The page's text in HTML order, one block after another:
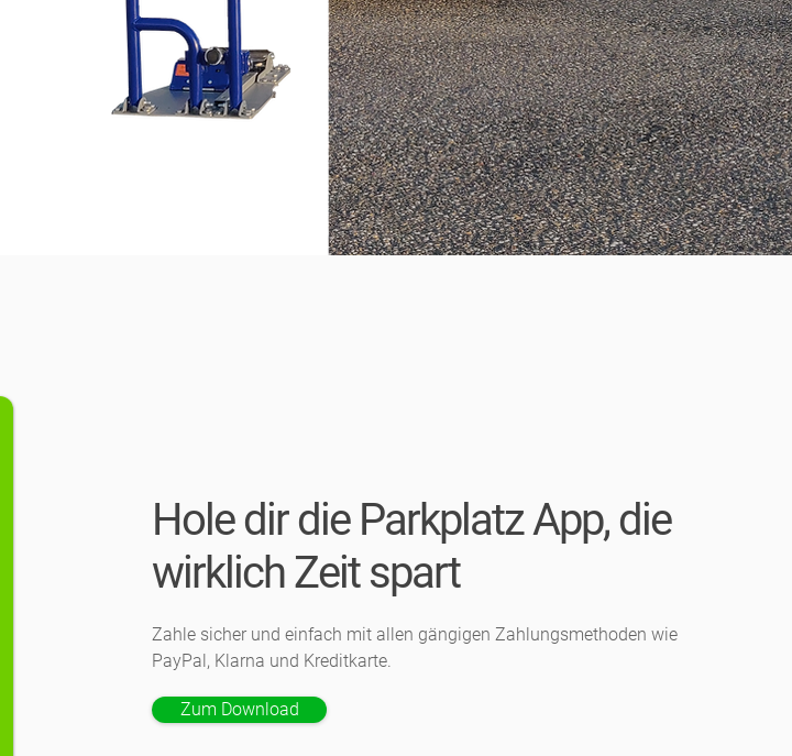
Hole dir die Parkplatz App, die
wirklich Zeit spart
Zahle sicher und einfach mit allen gängigen Zahlungsmethoden wie
PayPal, Klarna und Kreditkarte.
Zum Download